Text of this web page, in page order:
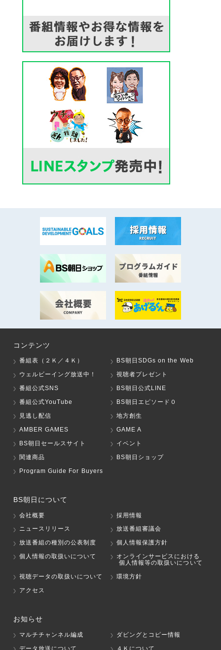
コンテンツ
番組表（２Ｋ／４Ｋ）
BS朝日SDGs on the Web
ウェルビーイング放送中！
視聴者プレゼント
番組公式SNS
BS朝日公式LINE
番組公式YouTube
BS朝日エピソード０
見逃し配信
地方創生
AMBER GAMES
GAME A
BS朝日セールスサイト
イベント
関連商品
BS朝日ショップ
Program Guide For Buyers
BS朝日について
会社概要
採用情報
ニュースリリース
放送番組審議会
放送番組の種別の公表制度
個人情報保護方針
個人情報の取扱いについて
オンラインサービスにおける
個人情報等の取扱いについて
視聴データの取扱いについて
環境方針
アクセス
お知らせ
マルチチャンネル編成
ダビングとコピー情報
データ放送について
４Ｋについて